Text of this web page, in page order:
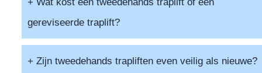
opties. Gemiddeld betaal je tussen
voor een traplift met bochten, inclusief installatie en
gereviseerde traplift?
Een tweedehands traplift kost doorgaans30% tot
+ Zijn tweedehands trapliften even veilig als nieuwe?